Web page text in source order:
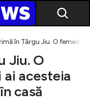
în Târgu Jiu. O femeie
Jiu. O
acesteia
casă